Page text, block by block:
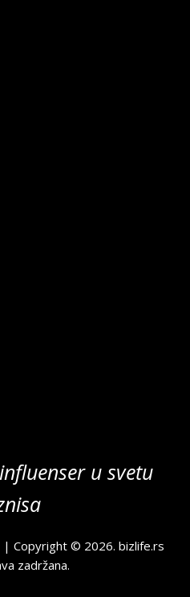
u svetu
| Copyright © 2026.bizlife.rs
zadržana.